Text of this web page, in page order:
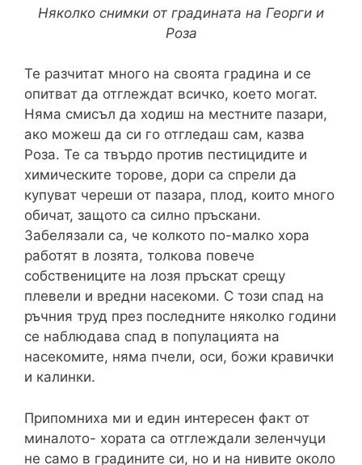
Няколко снимки от градината на Георги и
Роза
Те разчитат много на своята градина и се
опитват да отглеждат всичко, което могат.
Няма смисъл да ходиш на местните пазари,
ако можеш да си го отгледаш сам, казва
Роза. Те са твърдо против пестицидите и
химическите торове, дори са спрели да
купуват череши от пазара, плод, които много
обичат, защото са силно пръскани.
Забелязали са, че колкото по-малко хора
работят в лозята, толкова повече
собствениците на лозя пръскат срещу
плевели и вредни насекоми. С този спад на
ръчния труд през последните няколко години
се наблюдава спад в популацията на
насекомите, няма пчели, оси, божи кравички
и калинки.
Припомниха ми и един интересен факт от
миналото- хората са отглеждали зеленчуци
не само в градините си, но и на нивите около